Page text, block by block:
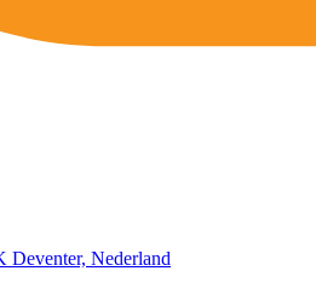
Deventer, Nederland